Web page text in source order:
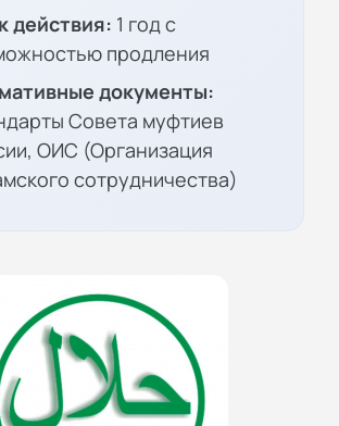
действия: 1 год с
продления
документы:
Совета муфтиев
ОИС (Организация
сотрудничества)